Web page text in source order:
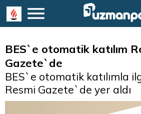
BES`e otomatik katılım
Gazete`de
BES`e otomatik katılımla
Resmi Gazete`de yer aldı